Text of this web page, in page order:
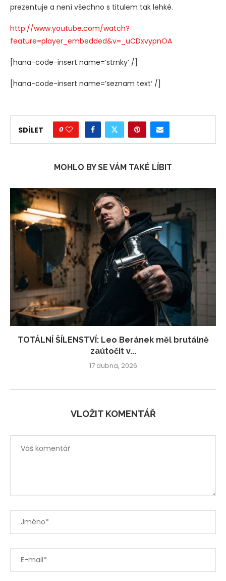
prezentuje a není všechno s titulem tak lehké.
http://www.youtube.com/watch?
feature=player_embedded&v=_uCDxvypnOA
[hana-code-insert name=’strnky‘ /]
[hana-code-insert name=’seznam text‘ /]
SDÍLET 0
MOHLO BY SE VÁM TAKÉ LÍBIT
TOTÁLNÍ ŠÍLENSTVÍ: Leo Beránek měl brutálně
zaútočit v...
17 dubna, 2026
VLOŽIT KOMENTÁŘ